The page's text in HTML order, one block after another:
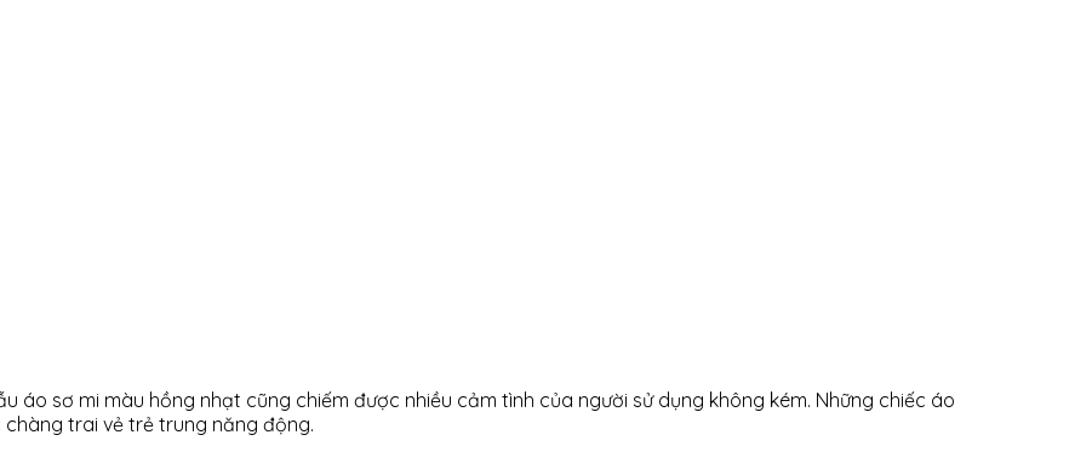
áo sơ mi màu hồng nhạt cũng chiếm được nhiều cảm tình của người sử dụng không kém. Những chiếc áo
trai vẻ trẻ trung năng động.